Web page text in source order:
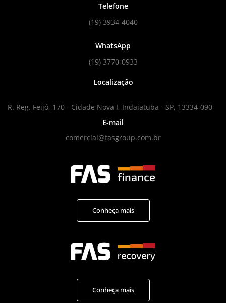
Telefone
(19) 3934-4040
WhatsApp
(19) 3770-0933
Localização
R. Reg. Feijó, 170 - Cidade Nova I, Indaiatuba - SP, 13334-090
E-mail
comercial@fasgroup.com.br
Conheça mais
Conheça mais